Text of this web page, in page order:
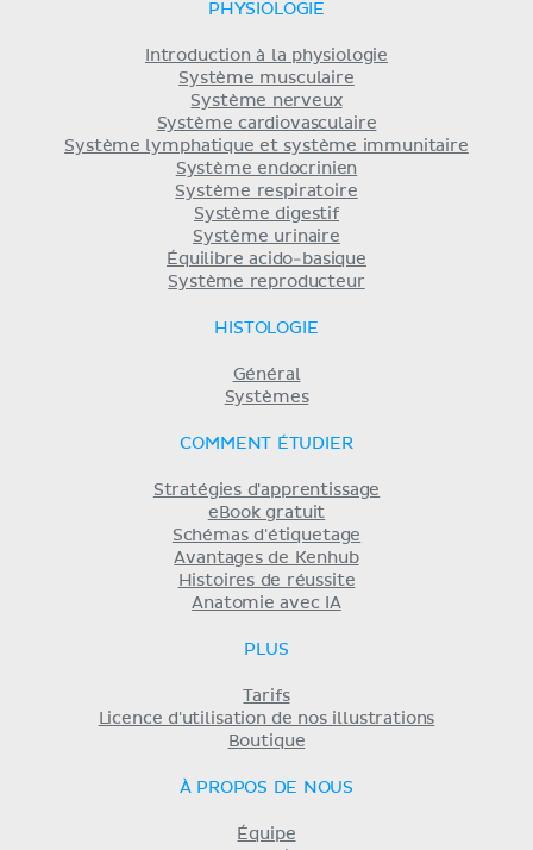
PHYSIOLOGIE
Introduction à la physiologie
Système musculaire
Système nerveux
Système cardiovasculaire
Système lymphatique et système immunitaire
Système endocrinien
Système respiratoire
Système digestif
Système urinaire
Équilibre acido-basique
Système reproducteur
HISTOLOGIE
Général
Systèmes
COMMENT ÉTUDIER
Stratégies d'apprentissage
eBook gratuit
Schémas d'étiquetage
Avantages de Kenhub
Histoires de réussite
Anatomie avec IA
PLUS
Tarifs
Licence d'utilisation de nos illustrations
Boutique
À PROPOS DE NOUS
Équipe